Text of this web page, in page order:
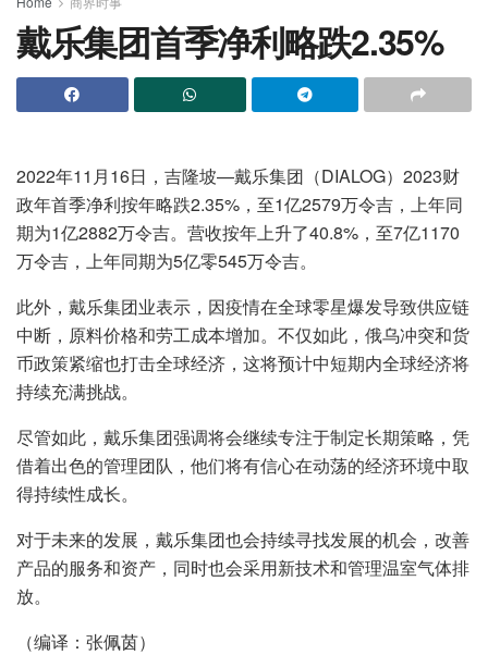
戴乐集团首季净利略跌2.35%
2022年11月16日，吉隆坡—戴乐集团（DIALOG）2023财
政年首季净利按年略跌2.35%，至1亿2579万令吉，上年同
期为1亿2882万令吉。营收按年上升了40.8%，至7亿1170
万令吉，上年同期为5亿零545万令吉。
此外，戴乐集团业表示，因疫情在全球零星爆发导致供应链
中断，原料价格和劳工成本增加。不仅如此，俄乌冲突和货
币政策紧缩也打击全球经济，这将预计中短期内全球经济将
持续充满挑战。
尽管如此，戴乐集团强调将会继续专注于制定长期策略，凭
借着出色的管理团队，他们将有信心在动荡的经济环境中取
得持续性成长。
对于未来的发展，戴乐集团也会持续寻找发展的机会，改善
产品的服务和资产，同时也会采用新技术和管理温室气体排
放。
（编译：张佩茵）